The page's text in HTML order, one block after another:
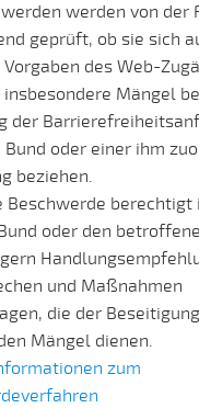
werden von der
geprüft, ob sie sich
Vorgaben des Web-
insbesondere Mängel
der
Bund oder einer ihm
beziehen.
Beschwerde berechtigt
oder den
und Maßnahmen
die der
Mängel dienen.
zum